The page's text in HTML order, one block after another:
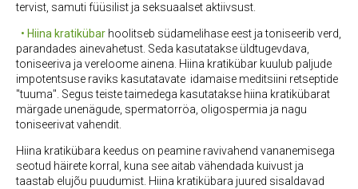
tervist, samuti füüsilist ja seksuaalset aktiivsust.
• Hiina kratikübar hoolitseb südamelihase eest ja toniseerib verd,
parandades ainevahetust. Seda kasutatakse üldtugevdava,
toniseeriva ja vereloome ainena. Hiina kratikübar kuulub paljude
impotentsuse raviks kasutatavate idamaise meditsiini retseptide
"tuuma". Segus teiste taimedega kasutatakse hiina kratikübarat
märgade unenägude, spermatorröa, oligospermia ja nagu
toniseerivat vahendit.
Hiina kratikübara keedus on peamine ravivahend vananemisega
seotud häirete korral, kuna see aitab vähendada kuivust ja
taastab elujõu puudumist. Hiina kratikübara juured sisaldavad